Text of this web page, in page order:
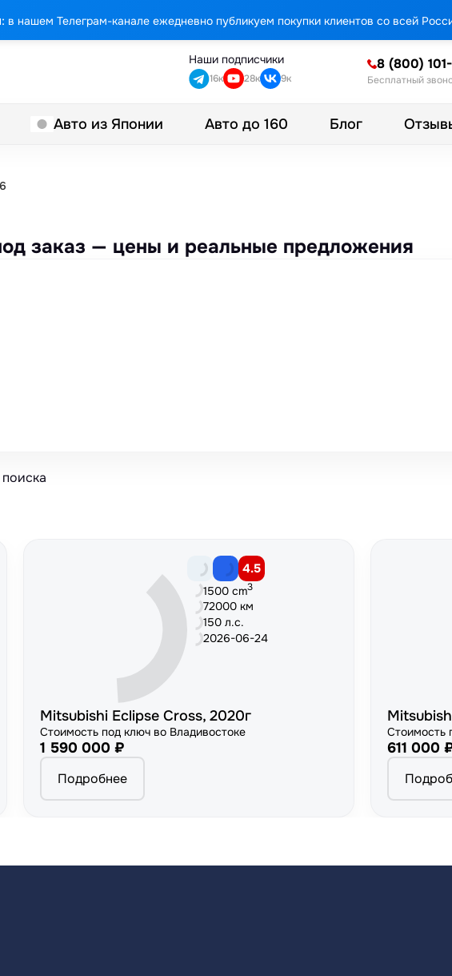
: в нашем Телеграм-канале ежедневно публикуем покупки клиентов со всей
Наши подписчики
16к 28к 9к
8 (800)
Бесплатный
Авто из Японии Авто до 160 Блог
заказ — цены и реальные предложения
4.5
1500 cm3
72000 км
150 л.с.
2026-06-24
Mitsubishi Eclipse Cross, 2020г
Стоимость под ключ во Владивостоке
1 590 000 ₽
Подробнее
Стоимость
611 000